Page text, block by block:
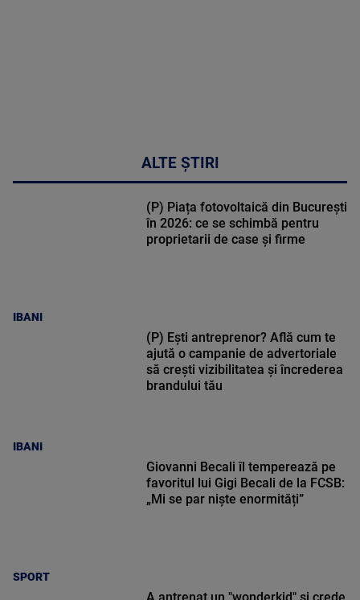
ALTE ȘTIRI
IBANI
(P) Piața fotovoltaică din București
în 2026: ce se schimbă pentru
proprietarii de case și firme
IBANI
(P) Ești antreprenor? Află cum te
ajută o campanie de advertoriale
să crești vizibilitatea și încrederea
brandului tău
SPORT
Giovanni Becali îl temperează pe
favoritul lui Gigi Becali de la FCSB:
„Mi se par niște enormități”